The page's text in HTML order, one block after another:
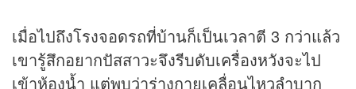
เมื่อไปถึงโรงจอดรถที่บ้านก็เป็นเวลาตี 3 กว่าแล้ว
เขารู้สึกอยากปัสสาวะจึงรีบดับเครื่องหวังจะไป
เข้าห้องน้ำ แต่พบว่าร่างกายเคลื่อนไหวลำบาก